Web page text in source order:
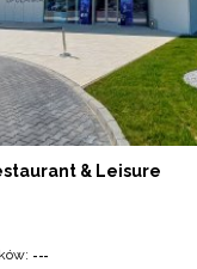
& Leisure
---